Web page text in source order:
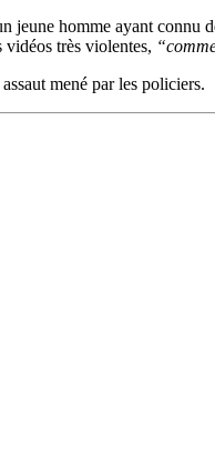
homme ayant connu
vidéos très violentes,
mené par les policiers.